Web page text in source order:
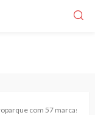
com 57 marcas